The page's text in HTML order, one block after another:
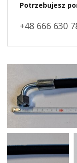
Potrzebujesz
+48 666 630